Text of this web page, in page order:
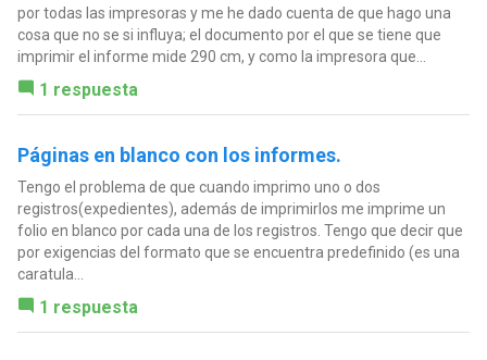
por todas las impresoras y me he dado cuenta de que hago una
cosa que no se si influya; el documento por el que se tiene que
imprimir el informe mide 290 cm, y como la impresora que...
1 respuesta
Páginas en blanco con los informes.
Tengo el problema de que cuando imprimo uno o dos
registros(expedientes), además de imprimirlos me imprime un
folio en blanco por cada una de los registros. Tengo que decir que
por exigencias del formato que se encuentra predefinido (es una
caratula...
1 respuesta